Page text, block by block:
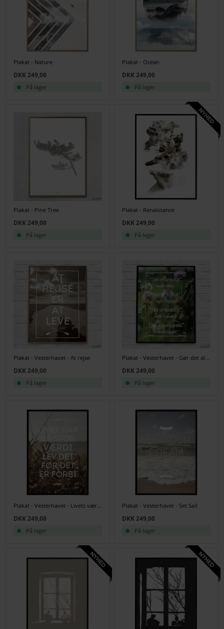
Plakat - Nature
DKK 249,00
På lager
Plakat - Ocean
DKK 249,00
På lager
Plakat - Pine Tree
DKK 249,00
På lager
Plakat - Renaissance
DKK 249,00
På lager
Plakat - Vesterhavet - At rejse
DKK 249,00
På lager
DKK 249,00
På lager
DKK 249,00
På lager
Plakat - Vesterhavet - Set Sail
DKK 249,00
På lager